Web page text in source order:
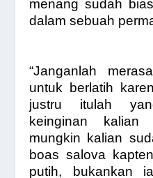
menang sudah
dalam sebuah
“Janganlah
untuk berlatih
justru itulah
keinginan
mungkin kalian
boas salova
putih, bukankan